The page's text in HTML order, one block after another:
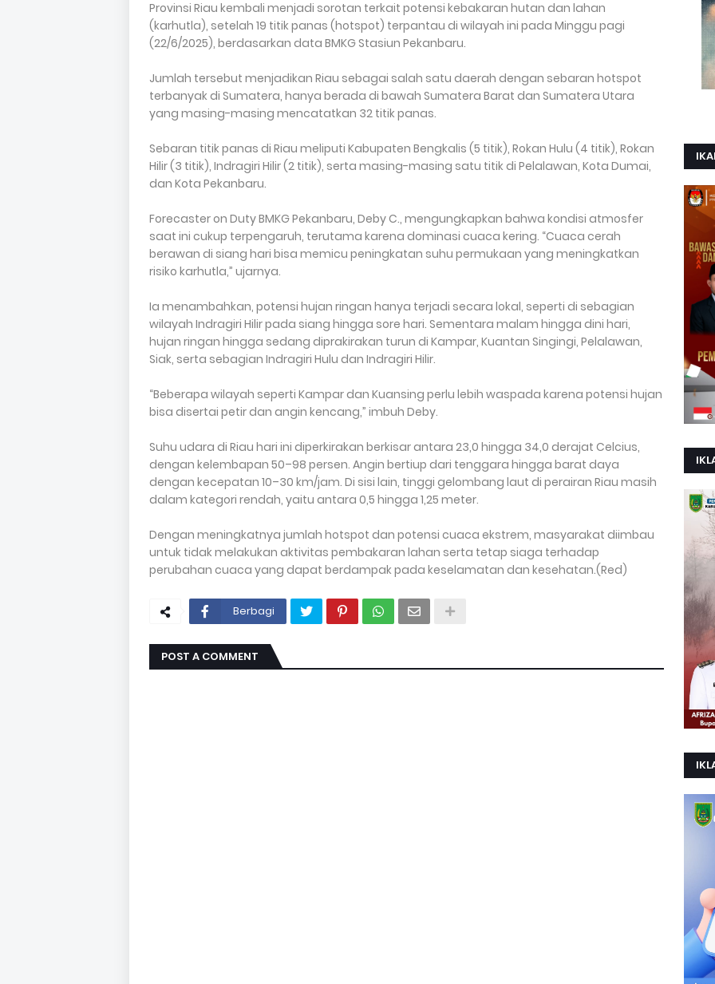
Provinsi Riau kembali menjadi sorotan terkait potensi kebakaran hutan dan lahan
(karhutla), setelah 19 titik panas (hotspot) terpantau di wilayah ini pada Minggu pagi
(22/6/2025), berdasarkan data BMKG Stasiun Pekanbaru.
Jumlah tersebut menjadikan Riau sebagai salah satu daerah dengan sebaran hotspot
terbanyak di Sumatera, hanya berada di bawah Sumatera Barat dan Sumatera Utara
yang masing-masing mencatatkan 32 titik panas.
Sebaran titik panas di Riau meliputi Kabupaten Bengkalis (5 titik), Rokan Hulu (4 titik), Rokan
Hilir (3 titik), Indragiri Hilir (2 titik), serta masing-masing satu titik di Pelalawan, Kota Dumai,
dan Kota Pekanbaru.
Forecaster on Duty BMKG Pekanbaru, Deby C., mengungkapkan bahwa kondisi atmosfer
saat ini cukup terpengaruh, terutama karena dominasi cuaca kering. “Cuaca cerah
berawan di siang hari bisa memicu peningkatan suhu permukaan yang meningkatkan
risiko karhutla,” ujarnya.
Ia menambahkan, potensi hujan ringan hanya terjadi secara lokal, seperti di sebagian
wilayah Indragiri Hilir pada siang hingga sore hari. Sementara malam hingga dini hari,
hujan ringan hingga sedang diprakirakan turun di Kampar, Kuantan Singingi, Pelalawan,
Siak, serta sebagian Indragiri Hulu dan Indragiri Hilir.
“Beberapa wilayah seperti Kampar dan Kuansing perlu lebih waspada karena potensi hujan
bisa disertai petir dan angin kencang,” imbuh Deby.
Suhu udara di Riau hari ini diperkirakan berkisar antara 23,0 hingga 34,0 derajat Celcius,
dengan kelembapan 50–98 persen. Angin bertiup dari tenggara hingga barat daya
dengan kecepatan 10–30 km/jam. Di sisi lain, tinggi gelombang laut di perairan Riau masih
dalam kategori rendah, yaitu antara 0,5 hingga 1,25 meter.
Dengan meningkatnya jumlah hotspot dan potensi cuaca ekstrem, masyarakat diimbau
untuk tidak melakukan aktivitas pembakaran lahan serta tetap siaga terhadap
perubahan cuaca yang dapat berdampak pada keselamatan dan kesehatan.(Red)
Berbagi
POST A COMMENT